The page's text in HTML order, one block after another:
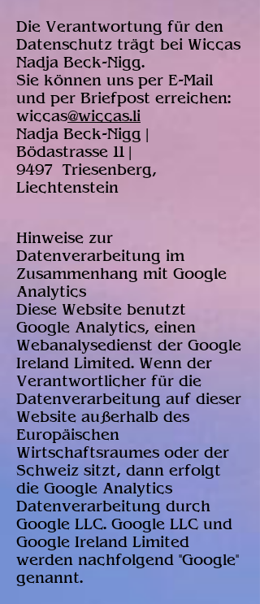
Die Verantwortung für den
Datenschutz trägt bei Wiccas
Nadja Beck-Nigg.
Sie können uns per E-Mail
und per Briefpost erreichen:
wiccas@wiccas.li
Nadja Beck-Nigg |
Bödastrasse 11 |
9497 Triesenberg,
Liechtenstein
Hinweise zur
Datenverarbeitung im
Zusammenhang mit Google
Analytics
Diese Website benutzt
Google Analytics, einen
Webanalysedienst der Google
Ireland Limited. Wenn der
Verantwortlicher für die
Datenverarbeitung auf dieser
Website außerhalb des
Europäischen
Wirtschaftsraumes oder der
Schweiz sitzt, dann erfolgt
die Google Analytics
Datenverarbeitung durch
Google LLC. Google LLC und
Google Ireland Limited
werden nachfolgend "Google"
genannt.